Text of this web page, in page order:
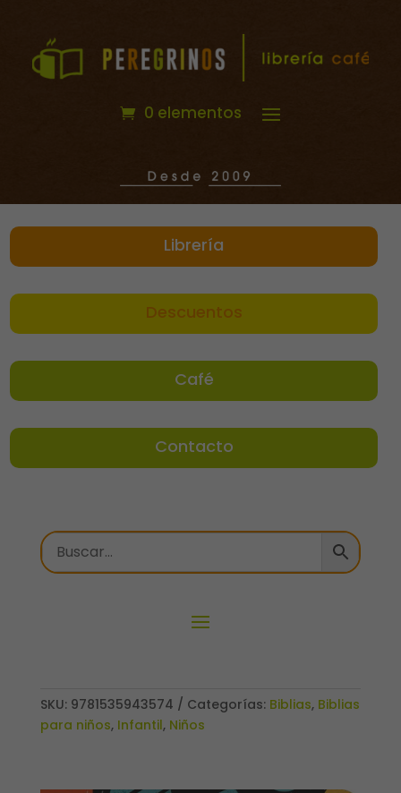
0 elementos
Librería
Descuentos
Café
Contacto
SKU: 9781535943574 Categorías: Biblias, Biblias
para niños, Infantil, Niños